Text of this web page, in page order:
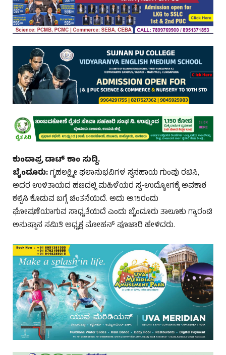
ಕುಂದಾಪ್ರ ಡಾಟ್‌ ಕಾಂ ಸುದ್ದಿ.
ಬೈಂದೂರು:ಗೃಹಲಕ್ಷ್ಮೀ ಫಲಾನುಭವಿಗಳ ಸ್ವಸಹಾಯ ಗುಂಪು ರಚಿಸಿ,
ಅದರ ಉಳಿತಾಯದ ಹಣದಲ್ಲಿ ಮಹಿಳೆಯರ ಸ್ವ-ಉದ್ಯೋಗಕ್ಕೆ ಅವಕಾಶ
ಕಲ್ಪಿಸಿ ಕೊಡುವ ಬಗ್ಗೆ ಚಿಂತನೆಯಿದೆ. ಅದು ಆ.15ರಂದು
ಘೋಷಣೆಯಾಗುವ ಸಾಧ್ಯತೆಯಿದೆ ಎಂದು ಬೈಂದೂರು ತಾಲೂಕು ಗ್ಯಾರಂಟಿ
ಅನುಷ್ಠಾನ ಸಮಿತಿ ಅಧ್ಯಕ್ಷ ಮೋಹನ್ ಪೂಜಾರಿ ಹೇಳಿದರು.